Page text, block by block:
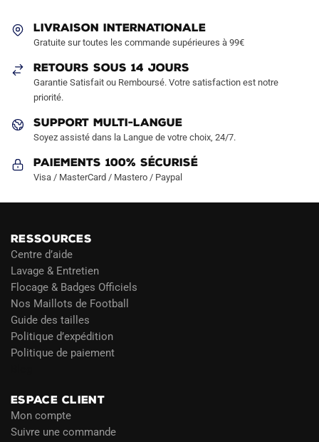
LIVRAISON INTERNATIONALE
Gratuite sur toutes les commande supérieures à 99€
RETOURS SOUS 14 JOURS
Garantie Satisfait ou Remboursé. Votre satisfaction est notre
priorité.
SUPPORT MULTI-LANGUE
Soyez assisté dans la Langue de votre choix, 24/7.
Paiements 100% Sécurisé
Visa / MasterCard / Mastero / Paypal
RESSOURCES
Centre d’aide
Lavage & Entretien
Flocage & Badges Officiels
Nos Maillots de Football
Guide des tailles
Politique d’expédition
Politique de paiement
ESPACE CLIENT
Mon compte
Suivre une commande